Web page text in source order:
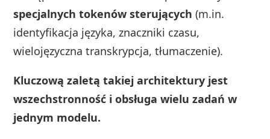
specjalnych tokenów sterujących (m.in.
identyfikacja języka, znaczniki czasu,
wielojęzyczna transkrypcja, tłumaczenie).
Kluczową zaletą takiej architektury jest
wszechstronność i obsługa wielu zadań w
jednym modelu.